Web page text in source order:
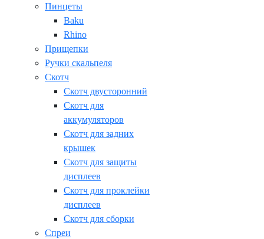
Пинцеты
Baku
Rhino
Прищепки
Ручки скальпеля
Скотч
Скотч двусторонний
Скотч для
аккумуляторов
Скотч для задних
крышек
Скотч для защиты
дисплеев
Скотч для проклейки
дисплеев
Скотч для сборки
Спреи